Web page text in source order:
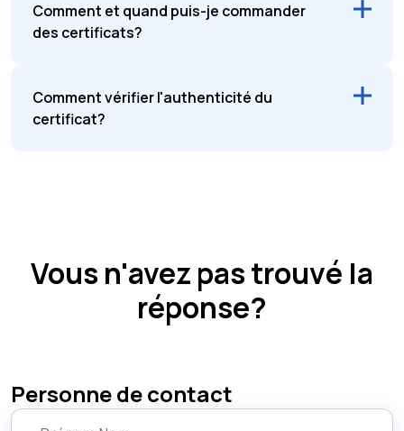
Comment et quand puis-je commander
des certificats?
Comment vérifier l'authenticité du
certificat?
Vous n'avez pas trouvé la
réponse?
Personne de contact